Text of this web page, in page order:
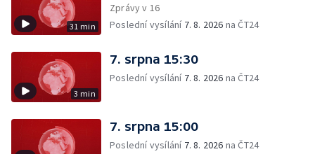
31 min
Zprávy v 16
Poslední vysílání 7. 8. 2026 na ČT24
3 min
7. srpna 15:30
Poslední vysílání 7. 8. 2026 na ČT24
7. srpna 15:00
Poslední vysílání 7. 8. 2026 na ČT24